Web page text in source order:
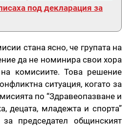
под декларация за
стана ясно, че групата на
да не номинира свои хора
комисиите. Това решение
ситуация, когато за
по “Здравеопазване и
децата, младежта и спорта”
председател общинският